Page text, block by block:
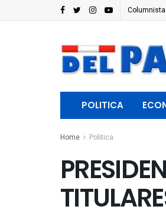
POLITICA
Home Politica